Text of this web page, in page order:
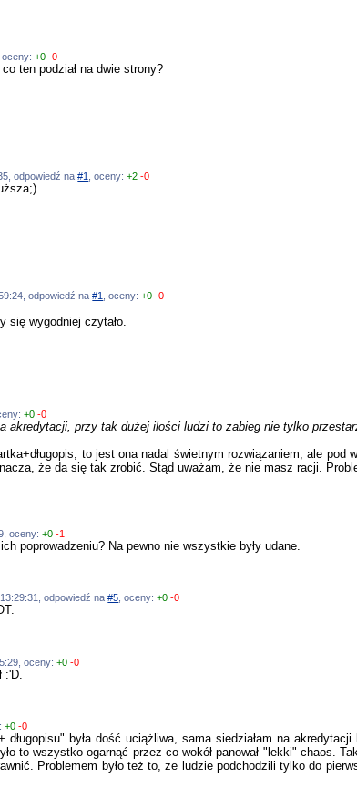
oceny:+0 -0
ten podział na dwie strony?
odpowiedź na#1 , oceny:+2 -0
odpowiedź na#1 , oceny:+0 -0
się wygodniej czytało.
+0 -0
akredytacji, przy tak dużej ilości ludzi to zabieg nie tylko
to jest ona nadal świetnym rozwiązaniem, ale
że da się tak zrobić. Stąd uważam, że nie masz racji.
oceny:+0 -1
poprowadzeniu? Na pewno nie wszystkie były udane.
odpowiedź na#5 , oceny:+0 -0
oceny:+0 -0
+0 -0
długopisu" była dość uciążliwa, sama siedziałam na
to wszystko ogarnąć przez co wokół panował "lekki" chaos.
Problemem było też to, ze ludzie podchodzili tylko do